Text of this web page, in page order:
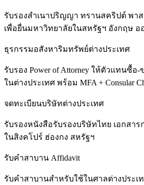
รับรองสำเนาปริญญา ทรานสคริปต์ พาสป
เพื่อยื่นมหาวิทยาลัยในสหรัฐฯ อังกฤษ ออ
ธุรกรรมอสังหาริมทรัพย์ต่างประเทศ
รับรอง Power of Attorney ให้ตัวแทนซื้
ในต่างประเทศ พร้อม MFA + Consular
จดทะเบียนบริษัทต่างประเทศ
รับรองหนังสือรับรองบริษัทไทย เอกสาร
ในสิงคโปร์ ฮ่องกง สหรัฐฯ
รับคำสาบาน Affidavit
รับคำสาบานสำหรับใช้ในศาลต่างประเ